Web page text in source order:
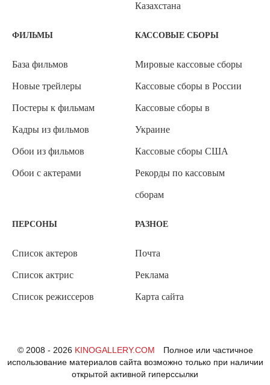
Казахстана
ФИЛЬМЫ
База фильмов
Новые трейлеры
Постеры к фильмам
Кадры из фильмов
Обои из фильмов
Обои с актерами
КАССОВЫЕ СБОРЫ
Мировые кассовые сборы
Кассовые сборы в России
Кассовые сборы в
Украине
Кассовые сборы США
Рекорды по кассовым
сборам
ПЕРСОНЫ
Список актеров
Список актрис
Список режиссеров
РАЗНОЕ
Почта
Реклама
Карта сайта
© 2008 - 2026 KINOGALLERY.COM
Полное или частичное
использование материалов сайта возможно только при наличии
открытой активной гиперссылки